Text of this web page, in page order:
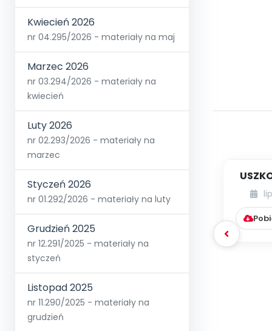
Kwiecień 2026
nr 04.295/2026 - materiały na maj
Marzec 2026
nr 03.294/2026 - materiały na
kwiecień
Luty 2026
nr 02.293/2026 - materiały na
marzec
Styczeń 2026
nr 01.292/2026 - materiały na luty
Grudzień 2025
nr 12.291/2025 - materiały na
styczeń
Listopad 2025
nr 11.290/2025 - materiały na
grudzień